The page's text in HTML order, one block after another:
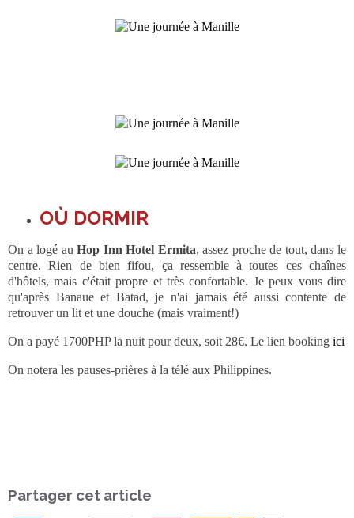
OÙ DORMIR
On a logé auHop Inn Hotel Ermita, assez proche de tout, dans le
centre. Rien de bien fifou, ça ressemble à toutes ces chaînes
d'hôtels, mais c'était propre et très confortable. Je peux vous dire
qu'après Banaue et Batad, je n'ai jamais été aussi contente de
retrouver un lit et une douche (mais vraiment!)
On a payé 1700PHP la nuit pour deux, soit 28€. Le lien booking ici
On notera les pauses-prières à la télé aux Philippines.
Partager cet article